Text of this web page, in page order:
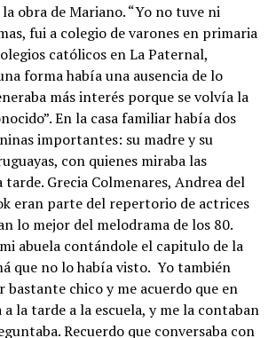
obra de Mariano. “Yo no tuve ni
fui a colegio de varones en primaria
católicos en La Paternal,
forma había una ausencia de lo
más interés porque se volvía la
En la casa familiar había dos
importantes: su madre y su
con quienes miraba las
Grecia Colmenares, Andrea del
eran parte del repertorio de actrices
lo mejor del melodrama de los 80.
abuela contándole el capitulo de la
que no lo había visto. Yo también
bastante chico y me acuerdo que en
a la tarde a la escuela, y me la contaban
Recuerdo que conversaba con